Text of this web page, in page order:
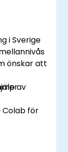
i Sverige
önskar att
av
Colab för